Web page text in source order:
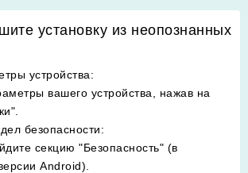
установку из неопознанных
устройства:
вашего устройства, нажав на
безопасности:
секцию "Безопасность" (в
Android).